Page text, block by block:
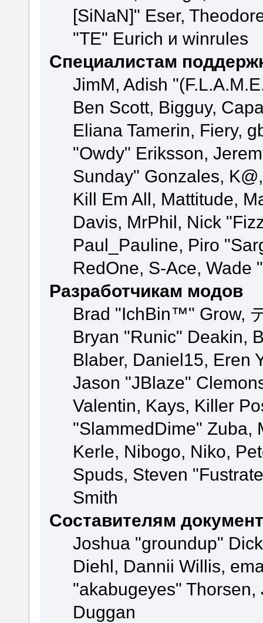
[SiNaN]" Eser,
"TE" Eurich и winrules
Специалистам
JimM, Adish
Ben Scott, Bigguy,
Eliana Tamerin, Fiery,
"Owdy" Eriksson,
Sunday" Gonzales,
Kill Em All, Mattitude,
Davis, MrPhil, Nick
Paul_Pauline, Piro
RedOne, S-Ace,
Разработчикам модов
Brad "IchBin™" Grow,
Bryan "Runic" Deakin,
Blaber, Daniel15, Eren
Jason "JBlaze"
Valentin, Kays, Killer
"SlammedDime" Zuba,
Kerle, Nibogo, Niko,
Spuds, Steven
Smith
Составителям
Joshua "groundup"
Diehl, Dannii Willis,
"akabugeyes"
Duggan